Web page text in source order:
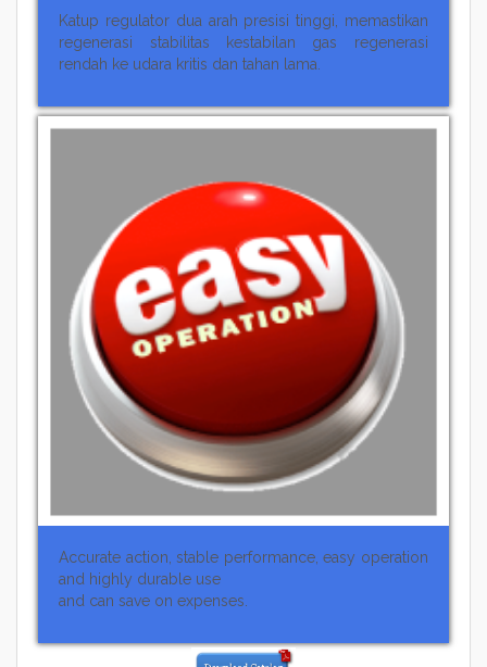
Katup regulator dua arah presisi tinggi, memastikan
regenerasi stabilitas kestabilan gas regenerasi
rendah ke udara kritis dan tahan lama.
Accurate action, stable performance, easy operation
and highly durable use
and can save on expenses.